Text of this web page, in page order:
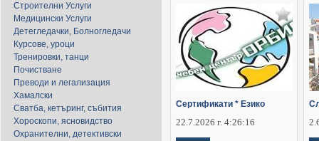
Строителни Услуги
Медицински Услуги
Детегледачки, Болногледачи
Курсове, уроци
Тренировки, танци
Почистване
Преводи и легализация
Хамалски
Сватба, кетъринг, събития
Хороскопи, ясновидство
Охранителни, детективски
Сертификати * Езико
22.7.2026 г. 4:26:16